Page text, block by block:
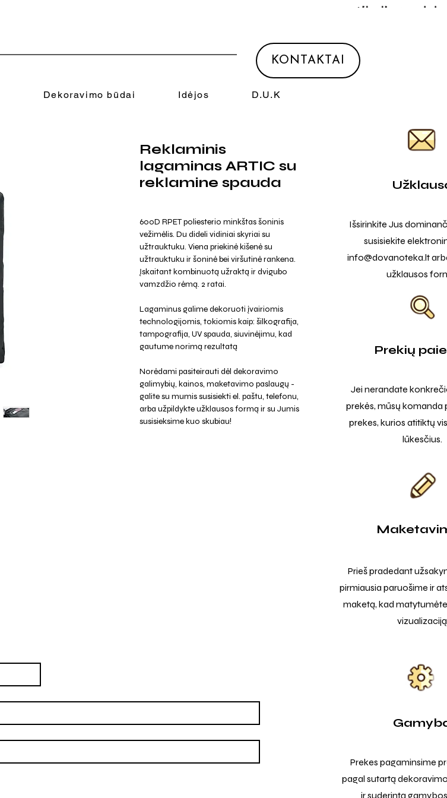
Dekoravimo būdai Idėjos D.U.K
KONTAKTAI
Reklaminis
lagaminas ARTIC su
reklamine spauda
600D RPET poliesterio minkštas šoninis
vežimėlis. Du dideli vidiniai skyriai su
užtrauktuku. Viena priekinė kišenė su
užtrauktuku ir šoninė bei viršutinė rankena.
Įskaitant kombinuotą užraktą ir dvigubo
vamzdžio rėmą. 2 ratai.
Lagaminus galime dekoruoti įvairiomis
technologijomis, tokiomis kaip: šilkografija,
tampografija, UV spauda, siuvinėjimu, kad
gautume norimą rezultatą
Norėdami pasiteirauti dėl dekoravimo
galimybių, kainos, maketavimo paslaugų -
galite su mumis susisiekti el. paštu, telefonu,
arba užpildykte užklausos formą ir su Jumis
susisieksime kuo skubiau!
Išsirinkite Jus
susisiekite
info@dovanoteka.lt
užklausos
Prekių
Jei nerandate
prekės, mūsų komanda
prekes, kurios atitiktų
lūkesčius.
Prieš pradedant
pirmiausia paruošime ir
maketą, kad
vizualizaciją
Prekes pagaminsime
pagal sutartą
ir suderintą